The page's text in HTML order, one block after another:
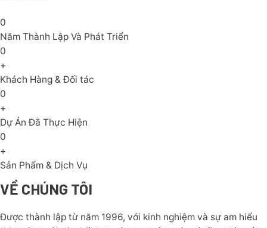
0
Năm Thành Lập Và Phát Triển
0
+
Khách Hàng & Đối tác
0
+
Dự Án Đã Thực Hiện
0
+
Sản Phẩm & Dịch Vụ
VỀ CHÚNG TÔI
Được thành lập từ năm 1996, với kinh nghiệm và sự am hiểu